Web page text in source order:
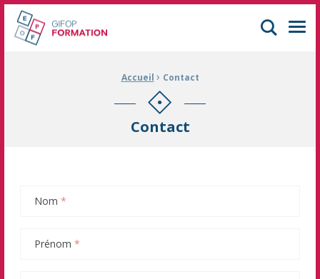
GIFOP Formation Centre de formation continue à Mulhouse
Accueil › Contact
Contact
Nom *
Prénom *